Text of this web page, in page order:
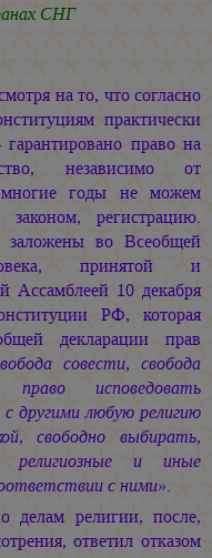
СНГ
на то, что согласно
практически
право на
независимо от
годы не можем
законом, регистрацию.
заложены во Всеобщей
принятой и
Ассамблеей 10 декабря
РФ, которая
декларации прав
совести, свобода
право исповедовать
с другими любую религию
свободно выбирать,
религиозные и иные
с ними».
делам религии, после,
ответил отказом